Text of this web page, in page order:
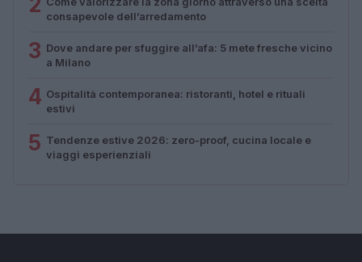
consapevole dell’arredamento
3 Dove andare per sfuggire all’afa: 5 mete fresche vicino
a Milano
4 Ospitalità contemporanea: ristoranti, hotel e rituali
estivi
5 Tendenze estive 2026: zero-proof, cucina locale e
viaggi esperienziali